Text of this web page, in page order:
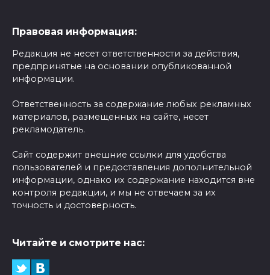
Правовая информация:
Редакция не несет ответственности за действия,
предпринятые на основании опубликованной
информации.
Ответственность за содержание любых рекламных
материалов, размещенных на сайте, несет
рекламодатель.
Сайт содержит внешние ссылки для удобства
пользователей и предоставления дополнительной
информации, однако их содержание находится вне
контроля редакции, и мы не отвечаем за их
точность и достоверность.
Читайте и смотрите нас: